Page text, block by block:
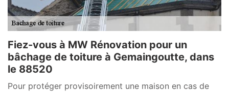
Fiez-vous à MW Rénovation pour un
bâchage de toiture à Gemaingoutte, dans
le 88520
Pour protéger provisoirement une maison en cas de